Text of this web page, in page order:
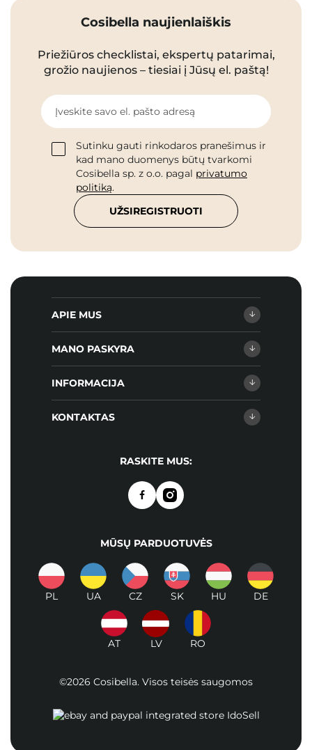
Cosibella naujienlaiškis
Priežiūros checklistai, ekspertų patarimai,
grožio naujienos – tiesiai į Jūsų el. paštą!
Įveskite savo el. pašto adresą
Sutinku gauti rinkodaros pranešimus ir
kad mano duomenys būtų tvarkomi
Cosibella sp. z o.o. pagal privatumo
politiką.
UŽSIREGISTRUOTI
APIE MUS
MANO PASKYRA
INFORMACIJA
KONTAKTAS
RASKITE MUS:
MŪSŲ PARDUOTUVĖS
PL UA CZ SK HU DE
AT LV RO
©2026 Cosibella. Visos teisės saugomos